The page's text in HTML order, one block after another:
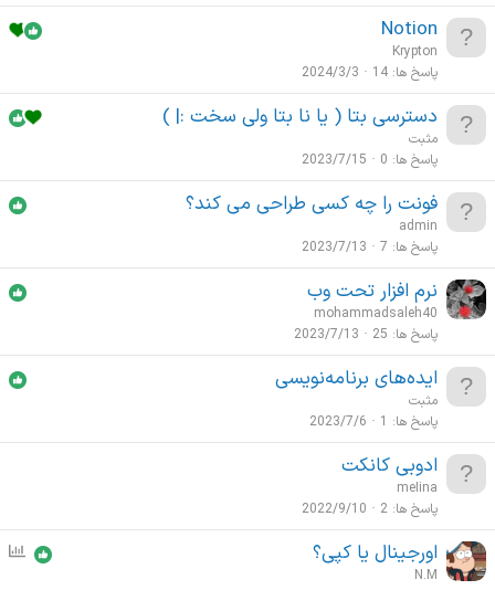
Notion
Krypton
پاسخ ها 14
2024/3/3
دسترسی بتا ( یا نا بتا ولی سخت :| )
مثبت
پاسخ ها 0
2023/7/15
فونت را چه کسی طراحی می کند؟
admin
پاسخ ها 7
2023/7/13
نرم افزار تحت وب
mohammadsaleh40
پاسخ ها 25
2023/7/13
ایده‌های برنامه‌نویسی
مثبت
پاسخ ها
1
2023/7/6
ادوبی کانکت
meIina
پاسخ ها 2
2022/9/10
ن
اورجینال یا کپی؟
N.M